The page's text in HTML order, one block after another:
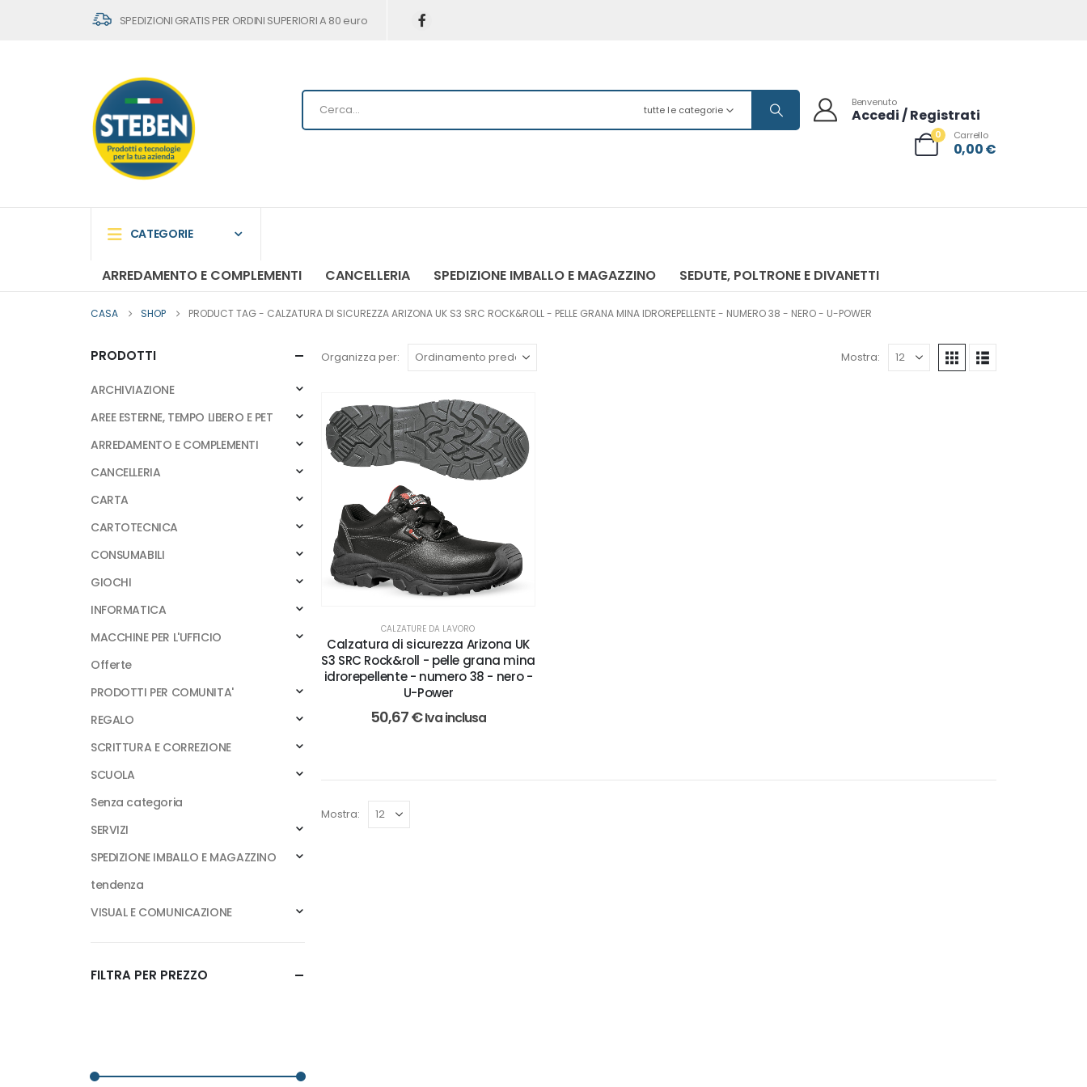
SPEDIZIONI GRATIS PER ORDINI SUPERIORI A 80 euro
tutte le categorie
Benvenuto
Accedi / Registrati
0 Carrello
0,00€
CATEGORIE
ARREDAMENTO E COMPLEMENTI CANCELLERIA SPEDIZIONE IMBALLO E MAGAZZINO SEDUTE, POLTRONE E DIVANETTI
CASA SHOP PRODUCT TAG - CALZATURA DI SICUREZZA ARIZONA UK S3 SRC ROCK&ROLL - PELLE GRANA MINA IDROREPELLENTE - NUMERO 38 - NERO - U-POWER
Organizza per: Mostra:
CALZATURE DA LAVORO
Calzatura di sicurezza Arizona UK
S3 SRC Rock&roll - pelle grana mina
idrorepellente - numero 38 - nero -
U-Power
50,67€Iva inclusa
Mostra:
PRODOTTI
ARCHIVIAZIONE
AREE ESTERNE, TEMPO LIBERO E PET
ARREDAMENTO E COMPLEMENTI
CANCELLERIA
CARTA
CARTOTECNICA
CONSUMABILI
GIOCHI
INFORMATICA
MACCHINE PER L'UFFICIO
Offerte
PRODOTTI PER COMUNITA'
REGALO
SCRITTURA E CORREZIONE
SCUOLA
Senza categoria
SERVIZI
SPEDIZIONE IMBALLO E MAGAZZINO
tendenza
VISUAL E COMUNICAZIONE
FILTRA PER PREZZO